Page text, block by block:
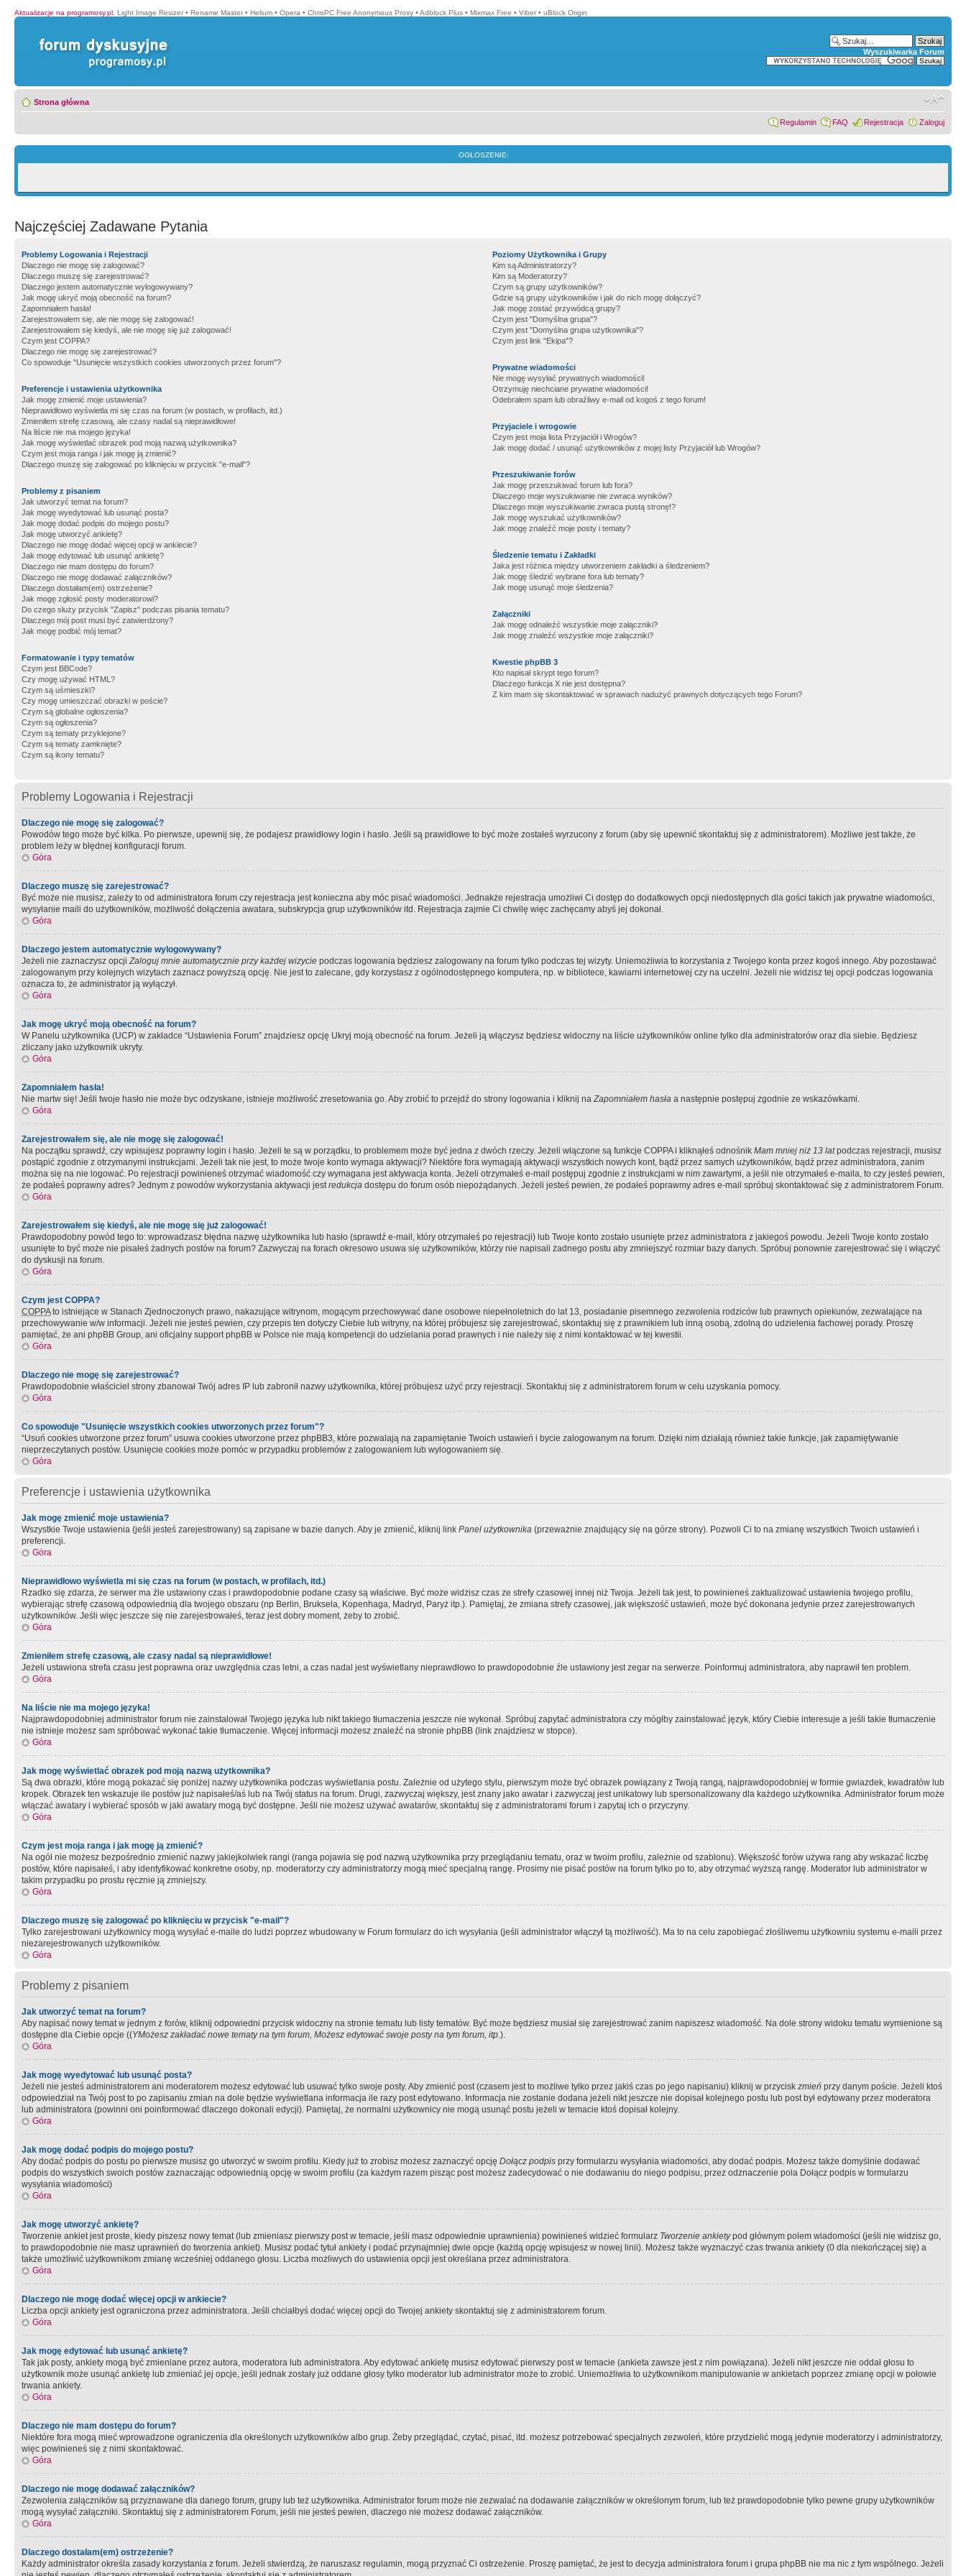
Aktualizacje na programosy.pl: Light Image Resizer • Rename Master • Helium • Opera • ChrisPC Free Anonymous Proxy • Adblock Plus • Mixmax Free • Viber • uBlock Origin
Wyszukiwarka Forum
Strona główna
Regulamin FAQ Rejestracja Zaloguj
OGŁOSZENIE:
Najczęściej Zadawane Pytania
Problemy Logowania i Rejestracji
Dlaczego nie mogę się zalogować?
Dlaczego muszę się zarejestrować?
Dlaczego jestem automatycznie wylogowywany?
Jak mogę ukryć moją obecność na forum?
Zapomniałem hasła!
Zarejestrowałem się, ale nie mogę się zalogować!
Zarejestrowałem się kiedyś, ale nie mogę się już zalogować!
Czym jest COPPA?
Dlaczego nie mogę się zarejestrować?
Co spowoduje "Usunięcie wszystkich cookies utworzonych przez forum"?
Preferencje i ustawienia użytkownika
Jak mogę zmienić moje ustawienia?
Nieprawidłowo wyświetla mi się czas na forum (w postach, w profilach, itd.)
Zmieniłem strefę czasową, ale czasy nadal są nieprawidłowe!
Na liście nie ma mojego języka!
Jak mogę wyświetlać obrazek pod moją nazwą użytkownika?
Czym jest moja ranga i jak mogę ją zmienić?
Dlaczego muszę się zalogować po kliknięciu w przycisk "e-mail"?
Problemy z pisaniem
Jak utworzyć temat na forum?
Jak mogę wyedytować lub usunąć posta?
Jak mogę dodać podpis do mojego postu?
Jak mogę utworzyć ankietę?
Dlaczego nie mogę dodać więcej opcji w ankiecie?
Jak mogę edytować lub usunąć ankietę?
Dlaczego nie mam dostępu do forum?
Dlaczego nie mogę dodawać załączników?
Dlaczego dostałam(em) ostrzeżenie?
Jak mogę zgłosić posty moderatorowi?
Do czego służy przycisk "Zapisz" podczas pisania tematu?
Dlaczego mój post musi być zatwierdzony?
Jak mogę podbić mój temat?
Formatowanie i typy tematów
Czym jest BBCode?
Czy mogę używać HTML?
Czym są uśmieszki?
Czy mogę umieszczać obrazki w poście?
Czym są globalne ogłoszenia?
Czym są ogłoszenia?
Czym są tematy przyklejone?
Czym są tematy zamknięte?
Czym są ikony tematu?
Poziomy Użytkownika i Grupy
Kim są Administratorzy?
Kim są Moderatorzy?
Czym są grupy użytkowników?
Gdzie są grupy użytkowników i jak do nich mogę dołączyć?
Jak mogę zostać przywódcą grupy?
Czym jest "Domyślna grupa"?
Czym jest "Domyślna grupa użytkownika"?
Czym jest link "Ekipa"?
Prywatne wiadomości
Nie mogę wysyłać prywatnych wiadomości!
Otrzymuję niechciane prywatne wiadomości!
Odebrałem spam lub obraźliwy e-mail od kogoś z tego forum!
Przyjaciele i wrogowie
Czym jest moja lista Przyjaciół i Wrogów?
Jak mogę dodać / usunąć użytkowników z mojej listy Przyjaciół lub Wrogów?
Przeszukiwanie forów
Jak mogę przeszukiwać forum lub fora?
Dlaczego moje wyszukiwanie nie zwraca wyników?
Dlaczego moje wyszukiwanie zwraca pustą stronę!?
Jak mogę wyszukać użytkowników?
Jak mogę znaleźć moje posty i tematy?
Śledzenie tematu i Zakładki
Jaka jest różnica między utworzeniem zakładki a śledzeniem?
Jak mogę śledzić wybrane fora lub tematy?
Jak mogę usunąć moje śledzenia?
Załączniki
Jak mogę odnaleźć wszystkie moje załączniki?
Jak mogę znaleźć wszystkie moje załączniki?
Kwestie phpBB 3
Kto napisał skrypt tego forum?
Dlaczego funkcja X nie jest dostępna?
Z kim mam się skontaktować w sprawach nadużyć prawnych dotyczących tego Forum?
Problemy Logowania i Rejestracji
Dlaczego nie mogę się zalogować?
Powodów tego może być kilka. Po pierwsze, upewnij się, że podajesz prawidłowy login i hasło. Jeśli są prawidłowe to być może zostałeś wyrzucony z forum (aby się upewnić skontaktuj się z administratorem). Możliwe jest także, że
problem leży w błędnej konfiguracji forum.
Góra
Dlaczego muszę się zarejestrować?
Być może nie musisz, zależy to od administratora forum czy rejestracja jest konieczna aby móc pisać wiadomości. Jednakże rejestracja umożliwi Ci dostęp do dodatkowych opcji niedostępnych dla gości takich jak prywatne wiadomości,
wysyłanie maili do użytkowników, możliwość dołączenia awatara, subskrypcja grup użytkowników itd. Rejestracja zajmie Ci chwilę więc zachęcamy abyś jej dokonał.
Góra
Dlaczego jestem automatycznie wylogowywany?
Jeżeli nie zaznaczysz opcjiZaloguj mnie automatycznie przy każdej wizycie podczas logowania będziesz zalogowany na forum tylko podczas tej wizyty. Uniemożliwia to korzystania z Twojego konta przez kogoś innego. Aby pozostawać
zalogowanym przy kolejnych wizytach zaznacz powyższą opcję. Nie jest to zalecane, gdy korzystasz z ogólnodostępnego komputera, np. w bibliotece, kawiarni internetowej czy na uczelni. Jeżeli nie widzisz tej opcji podczas logowania
oznacza to, że administrator ją wyłączył.
Góra
Jak mogę ukryć moją obecność na forum?
W Panelu użytkownika (UCP) w zakładce “Ustawienia Forum” znajdziesz opcję Ukryj moją obecność na forum. Jeżeli ją włączysz będziesz widoczny na liście użytkowników online tylko dla administratorów oraz dla siebie. Będziesz
zliczany jako użytkownik ukryty.
Góra
Zapomniałem hasła!
Nie martw się! Jeśli twoje hasło nie może byc odzyskane, istnieje możliwość zresetowania go. Aby zrobić to przejdź do strony logowania i kliknij naZapomniałem hasła a następnie postępuj zgodnie ze wskazówkami.
Góra
Zarejestrowałem się, ale nie mogę się zalogować!
Na początku sprawdź, czy wpisujesz poprawny login i hasło. Jeżeli te są w porządku, to problemem może być jedna z dwóch rzeczy. Jeżeli włączone są funkcje COPPA i kliknąłeś odnośnik Mam mniej niż 13 latpodczas rejestracji, musisz
postąpić zgodnie z otrzymanymi instrukcjami. Jeżeli tak nie jest, to może twoje konto wymaga aktywacji? Niektóre fora wymagają aktywacji wszystkich nowych kont, bądź przez samych użytkowników, bądź przez administratora, zanim
można się na nie logować. Po rejestracji powinieneś otrzymać wiadomość czy wymagana jest aktywacja konta. Jeżeli otrzymałeś e-mail postępuj zgodnie z instrukcjami w nim zawartymi, a jeśli nie otrzymałeś e-maila, to czy jesteś pewien,
że podałeś poprawny adres? Jednym z powodów wykorzystania aktywacji jestredukcja dostępu do forum osób niepożądanych. Jeżeli jesteś pewien, że podałeś poprawmy adres e-mail spróbuj skontaktować się z administratorem Forum.
Góra
Zarejestrowałem się kiedyś, ale nie mogę się już zalogować!
Prawdopodobny powód tego to: wprowadzasz błędna nazwę użytkownika lub hasło (sprawdź e-mail, który otrzymałeś po rejestracji) lub Twoje konto zostało usunięte przez administratora z jakiegoś powodu. Jeżeli Twoje konto zostało
usunięte to być może nie pisałeś żadnych postów na forum? Zazwyczaj na forach okresowo usuwa się użytkowników, którzy nie napisali żadnego postu aby zmniejszyć rozmiar bazy danych. Spróbuj ponownie zarejestrować się i włączyć
do dyskusji na forum.
Góra
Czym jest COPPA?
COPPAto istniejące w Stanach Zjednoczonych prawo, nakazujące witrynom, mogącym przechowywać dane osobowe niepełnoletnich do lat 13, posiadanie pisemnego zezwolenia rodziców lub prawnych opiekunów, zezwalające na
przechowywanie w/w informacji. Jeżeli nie jesteś pewien, czy przepis ten dotyczy Ciebie lub witryny, na której próbujesz się zarejestrować, skontaktuj się z prawnikiem lub inną osobą, zdolną do udzielenia fachowej porady. Proszę
pamiętać, że ani phpBB Group, ani oficjalny support phpBB w Polsce nie mają kompetencji do udzielania porad prawnych i nie należy się z nimi kontaktować w tej kwestii.
Góra
Dlaczego nie mogę się zarejestrować?
Prawdopodobnie właściciel strony zbanował Twój adres IP lub zabronił nazwy użytkownika, której próbujesz użyć przy rejestracji. Skontaktuj się z administratorem forum w celu uzyskania pomocy.
Góra
Co spowoduje "Usunięcie wszystkich cookies utworzonych przez forum"?
“Usuń cookies utworzone przez forum” usuwa cookies utworzone przez phpBB3, które pozwalają na zapamiętanie Twoich ustawień i bycie zalogowanym na forum. Dzięki nim działają również takie funkcje, jak zapamiętywanie
nieprzeczytanych postów. Usunięcie cookies może pomóc w przypadku problemów z zalogowaniem lub wylogowaniem się.
Góra
Preferencje i ustawienia użytkownika
Jak mogę zmienić moje ustawienia?
Wszystkie Twoje ustawienia (jeśli jesteś zarejestrowany) są zapisane w bazie danych. Aby je zmienić, kliknij link Panel użytkownika (przeważnie znajdujący się na górze strony). Pozwoli Ci to na zmianę wszystkich Twoich ustawień i
preferencji.
Góra
Nieprawidłowo wyświetla mi się czas na forum (w postach, w profilach, itd.)
Rzadko się zdarza, że serwer ma źle ustawiony czas i prawdopodobnie podane czasy są właściwe. Być może widzisz czas ze strefy czasowej innej niż Twoja. Jeżeli tak jest, to powinieneś zaktualizować ustawienia twojego profilu,
wybierając strefę czasową odpowiednią dla twojego obszaru (np Berlin, Bruksela, Kopenhaga, Madryd, Paryż itp.). Pamiętaj, że zmiana strefy czasowej, jak większość ustawień, może być dokonana jedynie przez zarejestrowanych
użytkowników. Jeśli więc jeszcze się nie zarejestrowałeś, teraz jest dobry moment, żeby to zrobić.
Góra
Zmieniłem strefę czasową, ale czasy nadal są nieprawidłowe!
Jeżeli ustawiona strefa czasu jest poprawna oraz uwzględnia czas letni, a czas nadal jest wyświetlany nieprawdłowo to prawdopodobnie źle ustawiony jest zegar na serwerze. Poinformuj administratora, aby naprawił ten problem.
Góra
Na liście nie ma mojego języka!
Najprawdopodobniej administrator forum nie zainstalował Twojego języka lub nikt takiego tłumaczenia jeszcze nie wykonał. Spróbuj zapytać administratora czy mógłby zainstalować język, który Ciebie interesuje a jeśli takie tłumaczenie
nie istnieje możesz sam spróbować wykonać takie tłumaczenie. Więcej informacji możesz znaleźć na stronie phpBB (link znajdziesz w stopce).
Góra
Jak mogę wyświetlać obrazek pod moją nazwą użytkownika?
Są dwa obrazki, które mogą pokazać się poniżej nazwy użytkownika podczas wyświetlania postu. Zależnie od użytego stylu, pierwszym może być obrazek powiązany z Twoją rangą, najprawdopodobniej w formie gwiazdek, kwadratów lub
kropek. Obrazek ten wskazuje ile postów już napisałeś/aś lub na Twój status na forum. Drugi, zazwyczaj większy, jest znany jako awatar i zazwyczaj jest unikatowy lub spersonalizowany dla każdego użytkownika. Administrator forum może
włączać awatary i wybierać sposób w jaki awatary mogą być dostępne. Jeśli nie możesz używać awatarów, skontaktuj się z administratorami forum i zapytaj ich o przyczyny.
Góra
Czym jest moja ranga i jak mogę ją zmienić?
Na ogół nie możesz bezpośrednio zmienić nazwy jakiejkolwiek rangi (ranga pojawia się pod nazwą użytkownika przy przeglądaniu tematu, oraz w twoim profilu, zależnie od szablonu). Większość forów używa rang aby wskazać liczbę
postów, które napisałeś, i aby identyfikować konkretne osoby, np. moderatorzy czy administratorzy mogą mieć specjalną rangę. Prosimy nie pisać postów na forum tylko po to, aby otrzymać wyższą rangę. Moderator lub administrator w
takim przypadku po prostu ręcznie ją zmniejszy.
Góra
Dlaczego muszę się zalogować po kliknięciu w przycisk "e-mail"?
Tylko zarejestrowani użytkownicy mogą wysyłać e-maile do ludzi poprzez wbudowany w Forum formularz do ich wysyłania (jeśli administrator włączył tą możliwość). Ma to na celu zapobiegać złośliwemu użytkowniu systemu e-maili przez
niezarejestrowanych użytkowników.
Góra
Problemy z pisaniem
Jak utworzyć temat na forum?
Aby napisać nowy temat w jednym z forów, kliknij odpowiedni przycisk widoczny na stronie tematu lub listy tematów. Być może będziesz musiał się zarejestrować zanim napiszesz wiadomość. Na dole strony widoku tematu wymienione są
dostępne dla Ciebie opcje ((YMożesz zakładać nowe tematy na tym forum, Możesz edytować swoje posty na tym forum, itp.).
Góra
Jak mogę wyedytować lub usunąć posta?
Jeżeli nie jesteś administratorem ani moderatorem możesz edytować lub usuwać tylko swoje posty. Aby zmienić post (czasem jest to możliwe tylko przez jakiś czas po jego napisaniu) kliknij w przycisk zmień przy danym poście. Jeżeli ktoś
odpowiedział na Twój post to po zapisaniu zmian na dole będzie wyświetlana informacja ile razy post edytowano. Informacja nie zostanie dodana jeżeli nikt jeszcze nie dopisał kolejnego postu lub post był edytowany przez moderatora
lub administratora (powinni oni poinformować dlaczego dokonali edycji). Pamiętaj, że normalni użytkownicy nie mogą usunąć postu jeżeli w temacie ktoś dopisał kolejny.
Góra
Jak mogę dodać podpis do mojego postu?
Aby dodać podpis do postu po pierwsze musisz go utworzyć w swoim profilu. Kiedy już to zrobisz możesz zaznaczyć opcję Dołącz podpis przy formularzu wysyłania wiadomości, aby dodać podpis. Możesz także domyślnie dodawać
podpis do wszystkich swoich postów zaznaczając odpowiednią opcję w swoim profilu (za każdym razem pisząc post możesz zadecydować o nie dodawaniu do niego podpisu, przez odznaczenie pola Dołącz podpis w formularzu
wysyłania wiadomości)
Góra
Jak mogę utworzyć ankietę?
Tworzenie ankiet jest proste, kiedy piszesz nowy temat (lub zmieniasz pierwszy post w temacie, jeśli masz odpowiednie uprawnienia) powinieneś widzieć formularz Tworzenie ankietypod głównym polem wiadomości (jeśli nie widzisz go,
to prawdopodobnie nie masz uprawnień do tworzenia ankiet). Musisz podać tytuł ankiety i podać przynajmniej dwie opcje (każdą opcję wpisujesz w nowej linii). Możesz także wyznaczyć czas trwania ankiety (0 dla niekończącej się) a
także umożliwić użytkownikom zmianę wcześniej oddanego głosu. Liczba możliwych do ustawienia opcji jest określana przez administratora.
Góra
Dlaczego nie mogę dodać więcej opcji w ankiecie?
Liczba opcji ankiety jest ograniczona przez administratora. Jeśli chciałbyś dodać więcej opcji do Twojej ankiety skontaktuj się z administratorem forum.
Góra
Jak mogę edytować lub usunąć ankietę?
Tak jak posty, ankiety mogą być zmieniane przez autora, moderatora lub administratora. Aby edytować ankietę musisz edytować pierwszy post w temacie (ankieta zawsze jest z nim powiązana). Jeżeli nikt jeszcze nie oddał głosu to
użytkownik może usunąć ankietę lub zmieniać jej opcje, jeśli jednak zostały już oddane głosy tylko moderator lub administrator może to zrobić. Uniemożliwia to użytkownikom manipulowanie w ankietach poprzez zmianę opcji w połowie
trwania ankiety.
Góra
Dlaczego nie mam dostępu do forum?
Niektóre fora mogą mieć wprowadzone ograniczenia dla określonych użytkowników albo grup. Żeby przeglądać, czytać, pisać, itd. możesz potrzebować specjalnych zezwoleń, które przydzielić mogą jedynie moderatorzy i administratorzy,
więc powinieneś się z nimi skontaktować.
Góra
Dlaczego nie mogę dodawać załączników?
Zezwolenia załączników są przyznawane dla danego forum, grupy lub też użytkownika. Administrator forum może nie zezwalać na dodawanie załączników w określonym forum, lub też prawdopodobnie tylko pewne grupy użytkowników
mogą wysyłać załączniki. Skontaktuj się z administratorem Forum, jeśli nie jesteś pewien, dlaczego nie możesz dodawać załączników.
Góra
Dlaczego dostałam(em) ostrzeżenie?
Każdy administrator określa zasady korzystania z forum. Jeżeli stwierdzą, że naruszasz regulamin, mogą przyznać Ci ostrzeżenie. Proszę pamiętać, że jest to decyzja administratora forum i grupa phpBB nie ma nic z tym wspólnego. Jeżeli